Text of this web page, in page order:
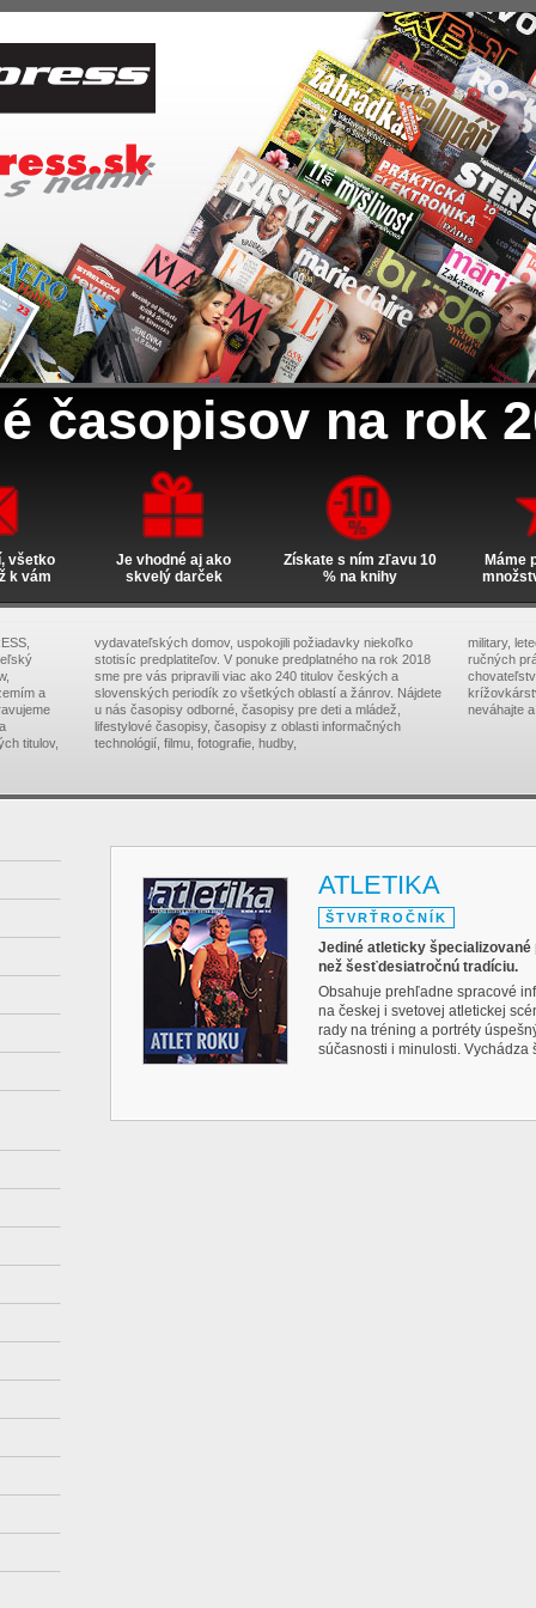
časopisov na rok
všetko
k vám
Je vhodné aj ako
skvelý darček
Získate s ním zľavu 10
% na knihy
Máme
a
titulov,
vydavateľských domov, uspokojili požiadavky niekoľko
stotisíc predplatiteľov. V ponuke predplatného na rok 2018
sme pre vás pripravili viac ako 240 titulov českých a
slovenských periodík zo všetkých oblastí a žánrov. Nájdete
u nás časopisy odborné, časopisy pre deti a mládež,
lifestylové časopisy, časopisy z oblasti informačných
technológií, filmu, fotografie, hudby,
military,
ručných
neváhajte a
ATLETIKA
ŠTVRŤROČNÍK
Jediné atleticky
než šesťdesiatročnú tradíciu.
Obsahuje prehľadne spracové
na českej i svetovej atletickej
rady na tréning a portréty
súčasnosti i minulosti. Vychádza